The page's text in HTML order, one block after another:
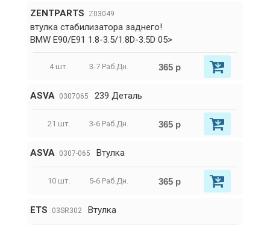
ZENTPARTS Z03049
втулка стабилизатора заднего!
BMW E90/E91 1.8-3.5/1.8D-3.5D 05>
4 шт. 3-7 Раб.Дн. 365 р
ASVA 0307065 239 Деталь
21 шт. 3-6 Раб.Дн. 365 р
ASVA 0307-065 Втулка
10 шт. 5-6 Раб.Дн. 365 р
ETS 03SR302 Втулка